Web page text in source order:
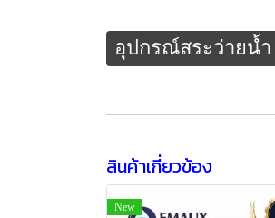
อุปกรณ์สระว่ายน้ำ
สินค้าเกี่ยวข้อง
New